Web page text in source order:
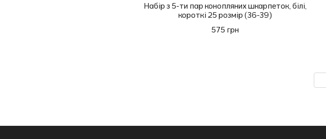
Набір з 5-ти пар конопляних шкарпеток, білі,
короткі 25 розмір (36-39)
575 грн